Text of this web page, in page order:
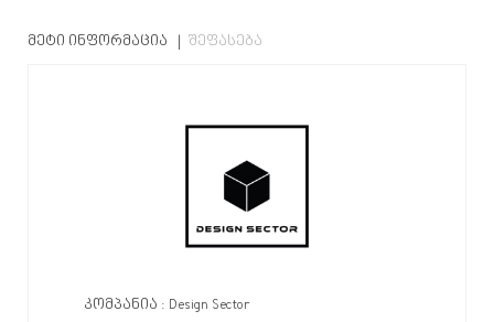
ᲛᲔᲢᲘ ᲘᲜᲤᲝᲠᲛᲐᲪᲘᲐ ᲨᲔᲤᲐᲡᲔᲑᲐ
კომპანია : Design Sector